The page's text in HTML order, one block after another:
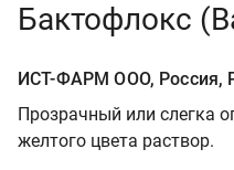
Бактофлокс
ИСТ-ФАРМ ООО, Россия,
Прозрачный или слегка
желтого цвета раствор.